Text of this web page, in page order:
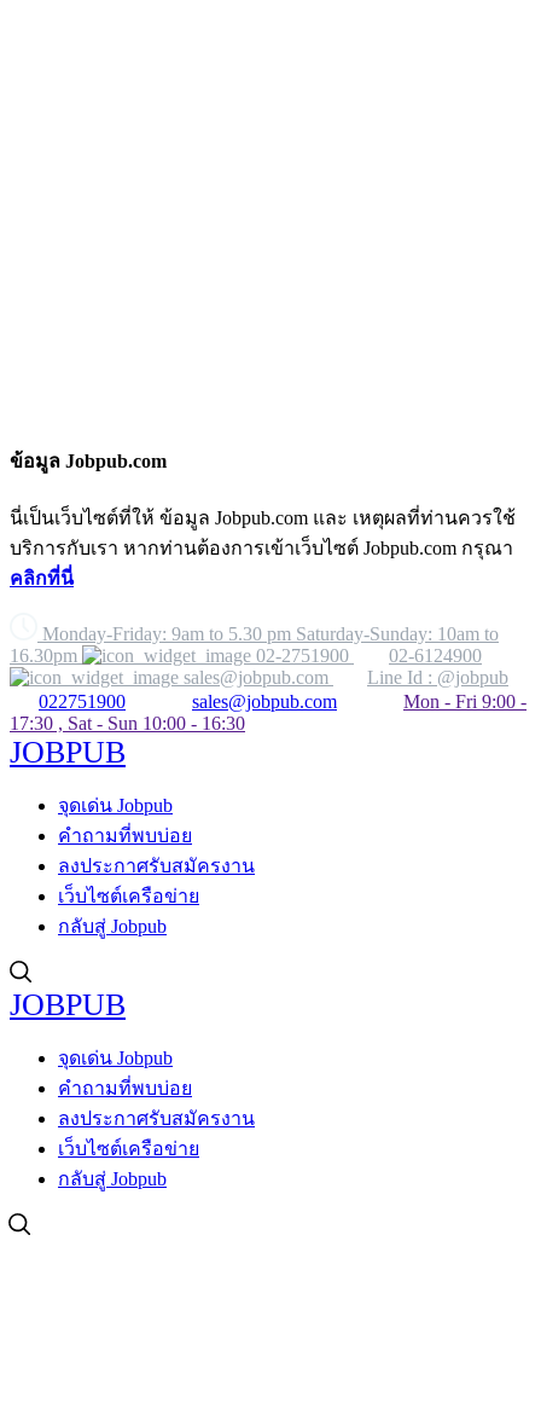
ข้อมูล Jobpub.com
นี่เป็นเว็บไซต์ที่ให้ ข้อมูล Jobpub.com และ เหตุผลที่ท่านควรใช้
บริการกับเรา หากท่านต้องการเข้าเว็บไซต์ Jobpub.com กรุณา
คลิกที่นี่
Monday-Friday: 9am to 5.30 pm Saturday-Sunday: 10am to
16.30pm
02-2751900
02-6124900
sales@jobpub.com
Line Id : @jobpub
022751900
sales@jobpub.com
Mon - Fri 9:00 -
17:30 , Sat - Sun 10:00 - 16:30
JOBPUB
จุดเด่น Jobpub
คำถามที่พบบ่อย
ลงประกาศรับสมัครงาน
เว็บไซต์เครือข่าย
กลับสู่ Jobpub
JOBPUB
จุดเด่น Jobpub
คำถามที่พบบ่อย
ลงประกาศรับสมัครงาน
เว็บไซต์เครือข่าย
กลับสู่ Jobpub